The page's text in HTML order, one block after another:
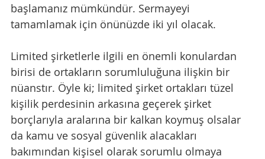
başlamanız mümkündür. Sermayeyi
tamamlamak için önünüzde iki yıl olacak.
Limited şirketlerle ilgili en önemli konulardan
birisi de ortakların sorumluluğuna ilişkin bir
nüanstır. Öyle ki; limited şirket ortakları tüzel
kişilik perdesinin arkasına geçerek şirket
borçlarıyla aralarına bir kalkan koymuş olsalar
da kamu ve sosyal güvenlik alacakları
bakımından kişisel olarak sorumlu olmaya